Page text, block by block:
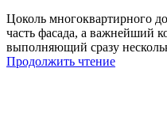
Цоколь многоквартирного
часть фасада, а важнейший
выполняющий сразу
Продолжить чтение